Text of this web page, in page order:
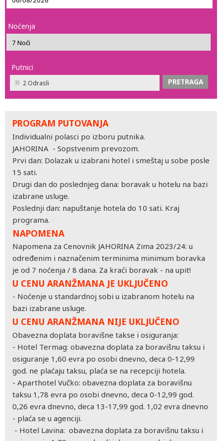
Noćenja
Putnici
2 Odrasli
PROGRAM PUTOVANJA
Individualni polasci po izboru putnika.
JAHORINA - Sopstvenim prevozom.
Prvi dan: Dolazak u izabrani hotel i smeštaj u sobe posle
15 sati.
Drugi dan do poslednjeg dana: boravak u hotelu na bazi
izabrane usluge.
Poslednji dan: napuštanje hotela do 10 sati. Kraj
programa.
NAPOMENA
Napomena za Cenovnik JAHORINA Zima 2023/24: u
određenim i naznačenim terminima minimum boravka
je od 7 noćenja / 8 dana. Za kraći boravak - na upit!
U CENU ARANŽMANA JE UKLJUČENO
- Noćenje u standardnoj sobi u izabranom hotelu na
bazi izabrane usluge.
U CENU ARANŽMANA NIJE UKLJUČENO
Obavezna doplata boravišne takse i osiguranja:
- Hotel Termag: obavezna doplata za boravišnu taksu i
osiguranje 1,60 evra po osobi dnevno, deca 0-12,99
god. ne plaćaju taksu, plaća se na recepciji hotela.
- Aparthotel Vučko: obavezna doplata za boravišnu
taksu 1,78 evra po osobi dnevno, deca 0-12,99 god.
0,26 evra dnevno, deca 13-17,99 god. 1,02 evra dnevno
- plaća se u agenciji.
- Hotel Lavina: obavezna doplata za boravišnu taksu i